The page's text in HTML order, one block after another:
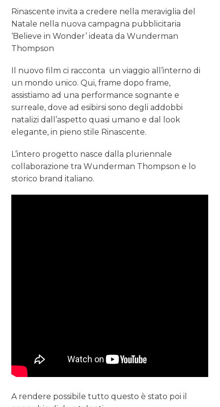
Rinascente invita a credere nella meraviglia del
Natale nella nuova campagna pubblicitaria
‘Believe in Wonder’ ideata da Wunderman
Thompson
Il nuovo film ci racconta un viaggio all’interno di
un mondo unico. Qui, frame dopo frame,
assistiamo ad una performance sognante e
surreale, dove ad esibirsi sono degli addobbi
natalizi dall’aspetto quasi umano e dal look
elegante, in pieno stile Rinascente.
L’intero progetto nasce dalla pluriennale
collaborazione tra Wunderman Thompson e lo
storico brand italiano.
A rendere possibile tutto questo è stato poi il